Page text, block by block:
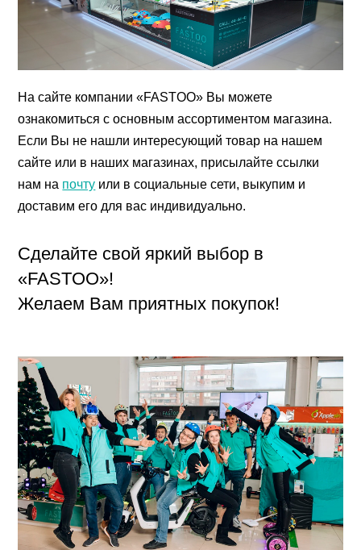
На сайте компании «FASTOO» Вы можете
ознакомиться с основным ассортиментом магазина.
Если Вы не нашли интересующий товар на нашем
сайте или в наших магазинах, присылайте ссылки
нам на почту или в социальные сети, выкупим и
доставим его для вас индивидуально.
Сделайте свой яркий выбор в
«FASTOO»!
Желаем Вам приятных покупок!